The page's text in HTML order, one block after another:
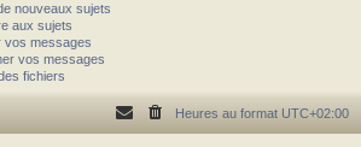
nouveaux sujets
aux sujets
vos messages
vos messages
fichiers
Heures au format UTC+02:00